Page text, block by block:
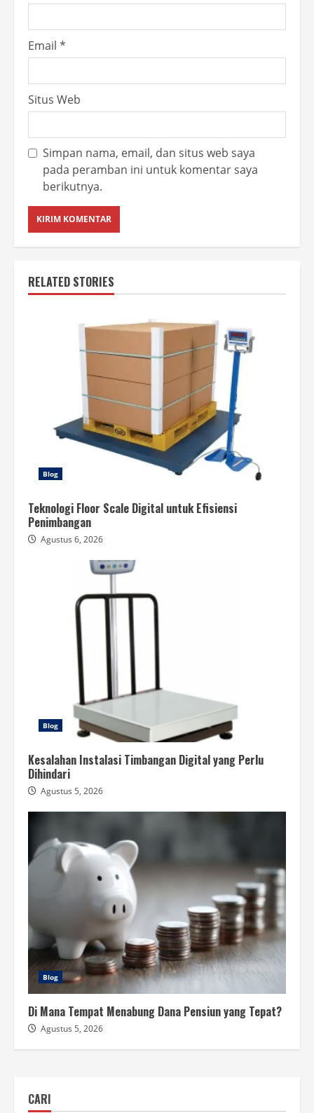
Email *
Situs Web
Simpan nama, email, dan situs web saya
pada peramban ini untuk komentar saya
berikutnya.
RELATED STORIES
Blog
Teknologi Floor Scale Digital untuk Efisiensi
Penimbangan
Agustus 6, 2026
Blog
Kesalahan Instalasi Timbangan Digital yang Perlu
Dihindari
Agustus 5, 2026
Blog
Di Mana Tempat Menabung Dana Pensiun yang Tepat?
Agustus 5, 2026
CARI